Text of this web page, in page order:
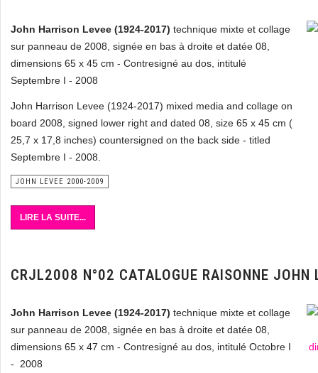
John Harrison Levee (1924-2017) technique mixte et collage
sur panneau de 2008, signée en bas à droite et datée 08,
dimensions 65 x 45 cm - Contresigné au dos, intitulé
Septembre I - 2008
John Harrison Levee (1924-2017) mixed media and collage on
board 2008, signed lower right and dated 08, size 65 x 45 cm (
25,7 x 17,8 inches) countersigned on the back side - titled
Septembre I - 2008.
JOHN LEVEE 2000-2009
LIRE LA SUITE...
CRJL2008 N°02 CATALOGUE RAISONNE JOHN
John Harrison Levee (1924-2017) technique mixte et collage
sur panneau de 2008, signée en bas à droite et datée 08,
dimensions 65 x 47 cm - Contresigné au dos, intitulé Octobre I
- 2008